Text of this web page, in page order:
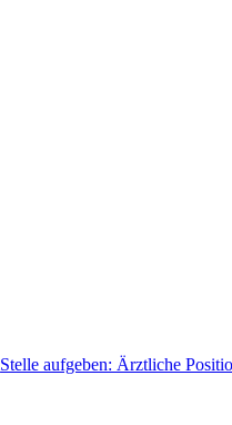
Stelle aufgeben: Ärztliche